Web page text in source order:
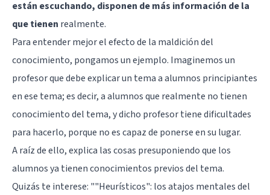
están escuchando, disponen de más información de la
que tienen realmente.
Para entender mejor el efecto de la maldición del
conocimiento, pongamos un ejemplo. Imaginemos un
profesor que debe explicar un tema a alumnos principiantes
en ese tema; es decir, a alumnos que realmente no tienen
conocimiento del tema, y dicho profesor tiene dificultades
para hacerlo, porque no es capaz de ponerse en su lugar.
A raíz de ello, explica las cosas presuponiendo que los
alumnos ya tienen conocimientos previos del tema.
Quizás te interese: ""Heurísticos": los atajos mentales del